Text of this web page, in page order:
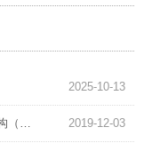
2025-10-13
集派集成顶战略合作A股上市公司杭萧钢构（600477）集派全屋定制顶墙展厅完工! 2019-12-03